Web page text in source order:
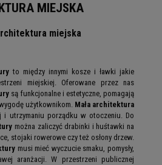
MIEJSKA
miejska
to między innymi kosze i ławki jakie
miejskiej. Oferowane przez nas
są funkcjonalne i estetyczne, pomagają
użytkownikom. Mała architektura
i utrzymaniu porządku w otoczeniu. Do
można zaliczyć drabinki i huśtawki na
stojaki rowerowe czy też osłony drzew.
musi mieć wyczucie smaku, pomysły,
aranżacji. W przestrzeni publicznej